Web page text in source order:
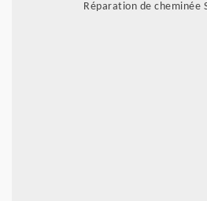
Réparation de cheminée